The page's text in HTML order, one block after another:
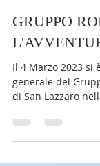
Ufficio Stampa
17 mar 2023
Il 4 Marzo 2023 si
generale del
anche al...